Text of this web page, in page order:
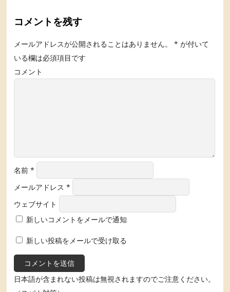
コメントを残す
メールアドレスが公開されることはありません。 * が付いて
いる欄は必須項目です
コメント
名前*
メールアドレス*
ウェブサイト
新しいコメントをメールで通知
新しい投稿をメールで受け取る
日本語が含まれない投稿は無視されますのでご注意ください。